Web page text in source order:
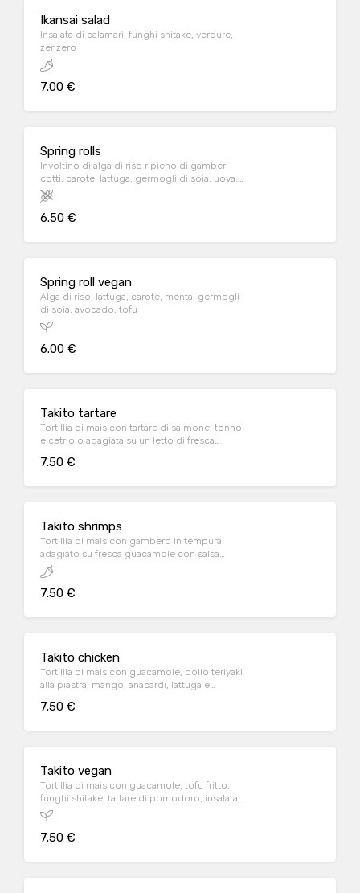
Ikansai salad
Insalata di calamari, funghi shitake, verdure,
zenzero
7.00 €
Spring rolls
Involtino di alga di riso ripieno di gamberi
cotti, carote, lattuga, germogli di soia, uova,
mayo, salsa agrodolce, menta
6.50 €
Spring roll vegan
Alga di riso, lattuga, carote, menta, germogli
di soia, avocado, tofu
6.00 €
Takito tartare
Tortillia di mais con tartare di salmone, tonno
e cetriolo adagiata su un letto di fresca
7.50 €
Takito shrimps
Tortillia di mais con gambero in tempura
adagiato su fresca guacamole con salsa
teriyaki e spicy mayo
7.50 €
Takito chicken
Tortillia di mais con guacamole, pollo teriyaki
alla piastra, mango, anacardi, lattuga e
7.50 €
Takito vegan
Tortillia di mais con guacamole, tofu fritto,
funghi shitake, tartare di pomodoro, insalata
valeriana, salsa teriyaki
7.50 €